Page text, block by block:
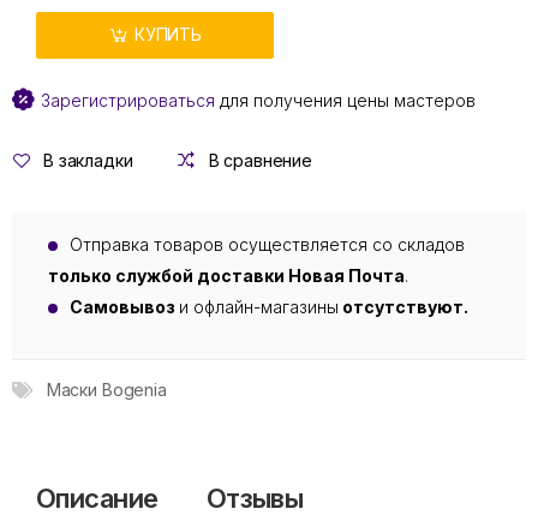
КУПИТЬ
Зарегистрироваться для получения цены мастеров
В закладки В сравнение
Отправка товаров осуществляется со складов
только службой доставки Новая Почта.
Самовывоз и офлайн-магазины отсутствуют.
Маски Bogenia
Описание Отзывы